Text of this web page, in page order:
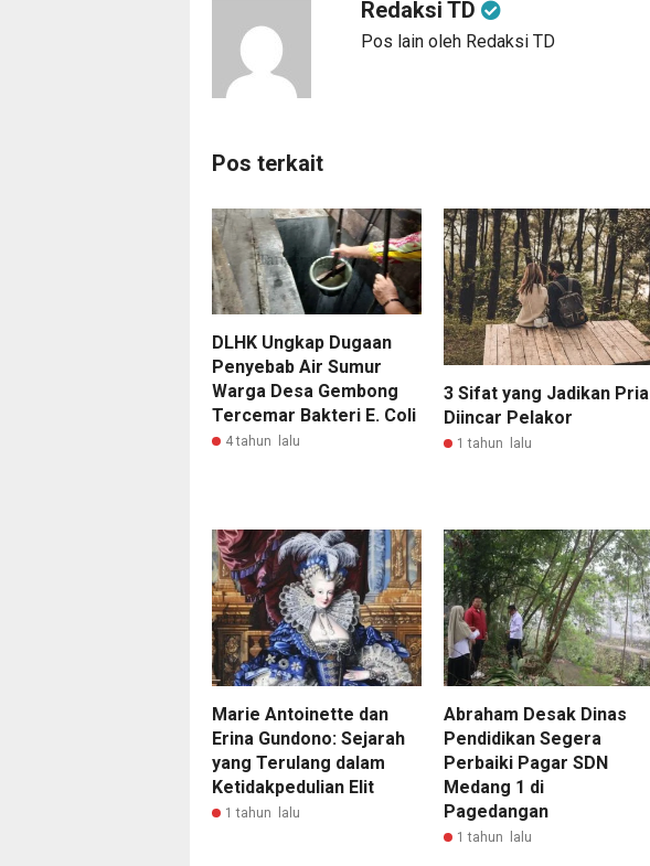
Redaksi TD
Pos lain oleh Redaksi TD
Pos terkait
DLHK Ungkap Dugaan
Penyebab Air Sumur
Warga Desa Gembong
Tercemar Bakteri E. Coli
4 tahun lalu
3 Sifat yang Jadikan Pria
Diincar Pelakor
1 tahun lalu
Marie Antoinette dan
Erina Gundono: Sejarah
yang Terulang dalam
Ketidakpedulian Elit
1 tahun lalu
Abraham Desak Dinas
Pendidikan Segera
Perbaiki Pagar SDN
Medang 1 di
Pagedangan
1 tahun lalu